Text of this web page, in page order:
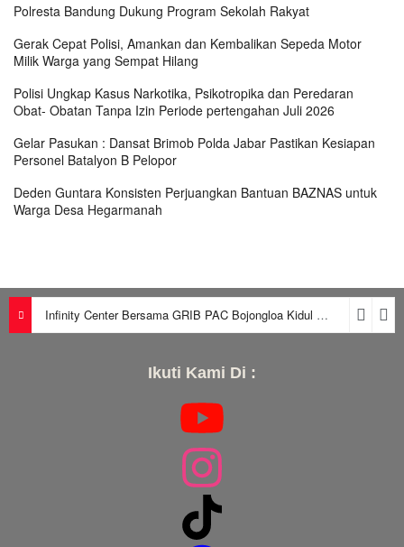
Polresta Bandung Dukung Program Sekolah Rakyat
Gerak Cepat Polisi, Amankan dan Kembalikan Sepeda Motor
Milik Warga yang Sempat Hilang
Polisi Ungkap Kasus Narkotika, Psikotropika dan Peredaran
Obat- Obatan Tanpa Izin Periode pertengahan Juli 2026
Gelar Pasukan : Dansat Brimob Polda Jabar Pastikan Kesiapan
Personel Batalyon B Pelopor
Deden Guntara Konsisten Perjuangkan Bantuan BAZNAS untuk
Warga Desa Hegarmanah
Infinity Center Bersama GRIB PAC Bojongloa Kidul Berikan Edukasi Warga Soal Kredit, Leasing, dan SLIK OJK
Ikuti Kami Di :